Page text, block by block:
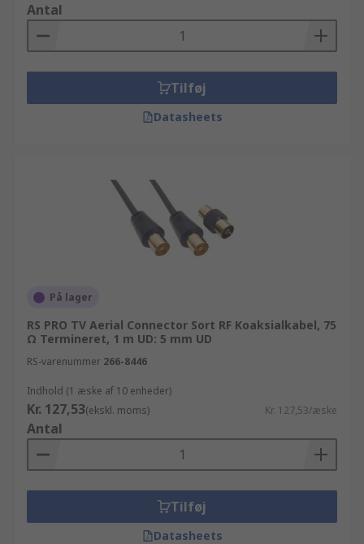
Antal
Tilføj
Datasheets
På lager
RS PRO TV Aerial Connector Sort RF Koaksialkabel, 75
Ω Termineret, 1 m UD: 5 mm UD
RS-varenummer 266-8446
Indhold (1 æske af 10 enheder)
Kr. 127,53(ekskl. moms) Kr. 127,53/æske
Antal
Tilføj
Datasheets